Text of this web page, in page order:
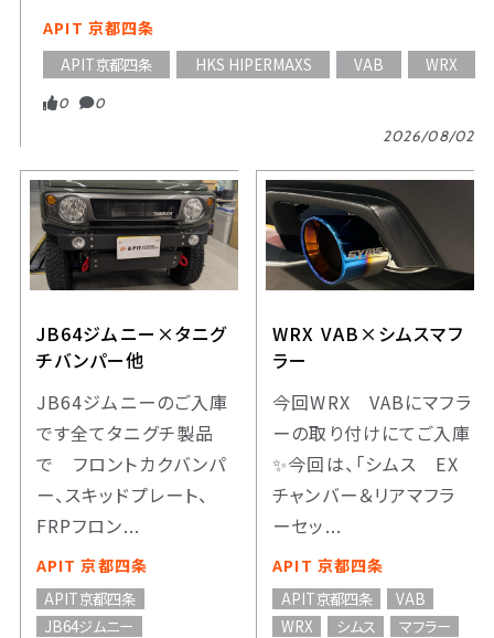
2026/08/02
APIT 京都四条
APIT京都四条
HKS HIPERMAXS VAB WRX
0 0
JB64ジムニー×タニグ
チバンパー他
JB64ジムニーのご入庫
です全てタニグチ製品
で フロントカクバンパ
ー、スキッドプレート、
FRPフロン...
APIT 京都四条
APIT京都四条
JB64ジムニー
WRX VAB×シムスマフ
ラー
今回WRX VABにマフラ
ーの取り付けにてご入庫
✨今回は、「シムス EX
チャンバー＆リアマフラ
ーセッ...
APIT 京都四条
APIT京都四条
VAB
WRX
シムス マフラー